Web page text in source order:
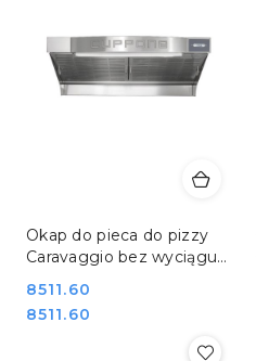
Okap do pieca do pizzy
Caravaggio bez wyciągu
KCR535NT
Cena:
8511.60
Cena:
8511.60